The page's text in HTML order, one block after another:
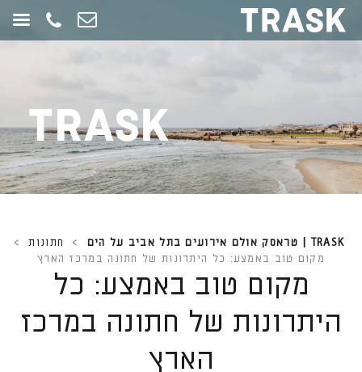
תחילתו
כדי
לעבור
לאזור
תוכן
TRASK | טראסק אולם אירועים בתל אביב על הים > חתונות
>
מקום טוב באמצע: כל היתרונות של חתונה במרכז הארץ
מקום טוב באמצע: כל
היתרונות של חתונה במרכז
הארץ